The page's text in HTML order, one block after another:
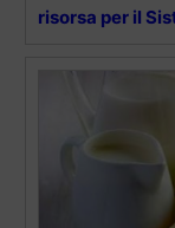
risorsa per il